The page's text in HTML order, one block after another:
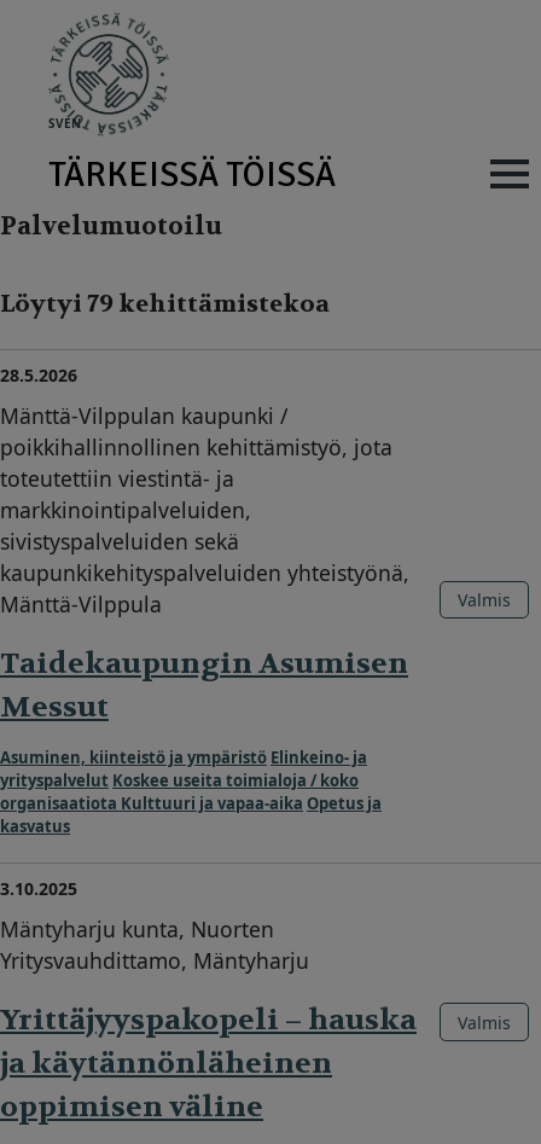
SVEN
TÄRKEISSÄ TÖISSÄ Main
Palvelumuotoilu
Löytyi 79 kehittämistekoa
28.5.2026
Mänttä-Vilppulan kaupunki /
poikkihallinnollinen kehittämistyö, jota
toteutettiin viestintä- ja
markkinointipalveluiden,
sivistyspalveluiden sekä
kaupunkikehityspalveluiden yhteistyönä,
Mänttä-Vilppula
Taidekaupungin Asumisen
Messut
Asuminen, kiinteistö ja ympäristö Elinkeino- ja
yrityspalvelut Koskee useita toimialoja / koko
organisaatiota Kulttuuri ja vapaa-aika Opetus ja
kasvatus
Valmis
3.10.2025
Mäntyharju kunta, Nuorten
Yritysvauhdittamo, Mäntyharju
Yrittäjyyspakopeli – hauska
ja käytännönläheinen
oppimisen väline
Valmis